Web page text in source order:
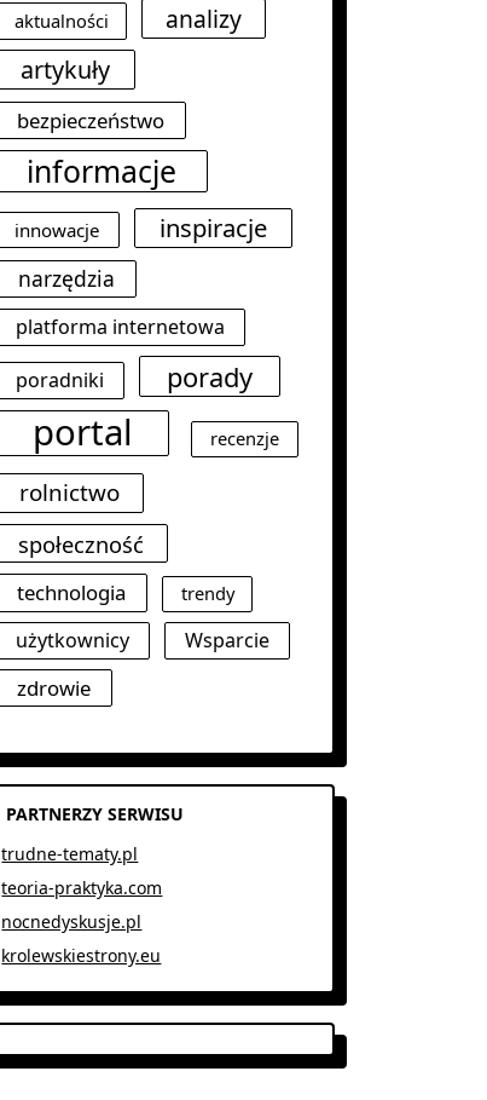
aktualności
analizy
artykuły
bezpieczeństwo
informacje
innowacje inspiracje
narzędzia
platforma internetowa
poradniki
porady
portal recenzje
rolnictwo
społeczność
technologia trendy
użytkownicy Wsparcie
zdrowie
PARTNERZY SERWISU
trudne-tematy.pl
teoria-praktyka.com
nocnedyskusje.pl
krolewskiestrony.eu